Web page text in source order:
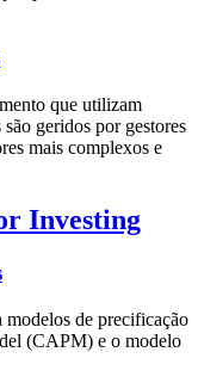
que utilizam
são geridos por gestores
mais complexos e
Investing
modelos de precificação
(CAPM) e o modelo